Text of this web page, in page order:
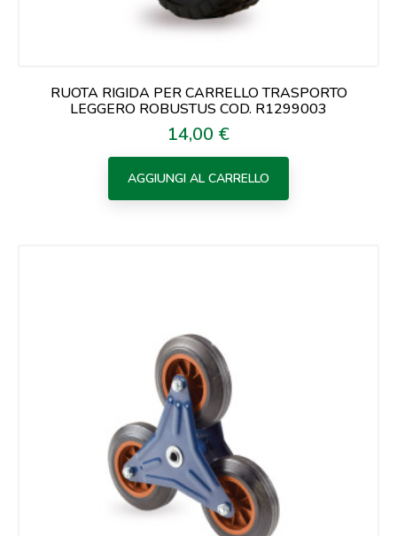
RUOTA RIGIDA PER CARRELLO TRASPORTO
LEGGERO ROBUSTUS COD. R1299003
Prezzo
14,00 €
AGGIUNGI AL CARRELLO